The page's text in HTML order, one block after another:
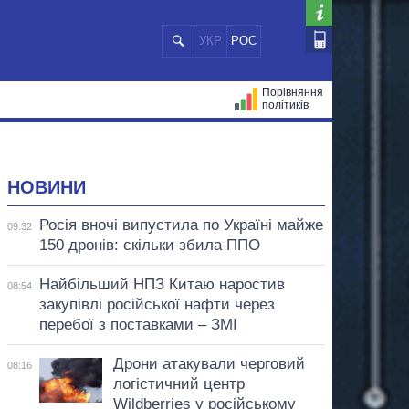
УКР РОС
Порівняння
політиків
НОВИНИ
09:32
Росія вночі випустила по Україні майже
150 дронів: скільки збила ППО
08:54
Найбільший НПЗ Китаю наростив
закупівлі російської нафти через
перебої з поставками – ЗМІ
08:16
Дрони атакували черговий
логістичний центр
Wildberries у російському